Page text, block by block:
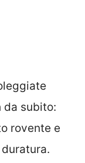
da subito:
rovente e